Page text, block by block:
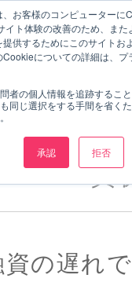
、お客様のコンピューターに
イト体験の改善のため、また
供するためにこのサイトお
についての詳細は、
者の個人情報を追跡するこ
同じ選択をする手間を省く
承認 拒否
買
資の遅れ